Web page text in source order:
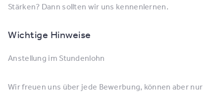
Stärken? Dann sollten wir uns kennenlernen.
Wichtige Hinweise
Anstellung im Stundenlohn
Wir freuen uns über jede Bewerbung, können aber nur